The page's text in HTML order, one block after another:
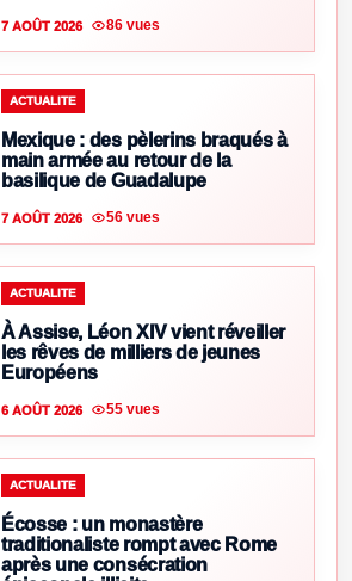
7 AOÛT 2026 86 vues
ACTUALITE
Mexique : des pèlerins braqués à
main armée au retour de la
basilique de Guadalupe
7 AOÛT 2026 56 vues
ACTUALITE
À Assise, Léon XIV vient réveiller
les rêves de milliers de jeunes
Européens
6 AOÛT 2026 55 vues
ACTUALITE
Écosse : un monastère
traditionaliste rompt avec Rome
après une consécration